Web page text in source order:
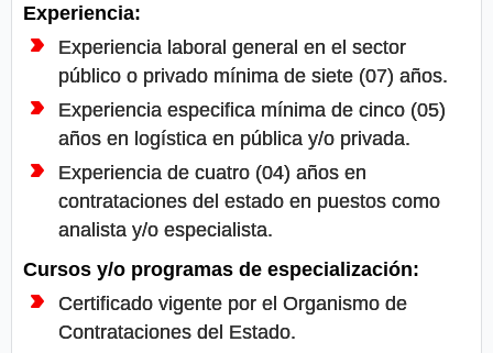
Experiencia:
Experiencia laboral general en el sector
públicо о privado mínima de siete (07) años.
Experiencia especifica mínima de cinco (05)
años en logística en pública y/o privada.
Experiencia de cuatro (04) años en
contrataciones del estado en puestos como
analista y/o especialista.
Cursos y/o programas de especialización:
Certificado vigente por el Organismo de
Contrataciones del Estado.